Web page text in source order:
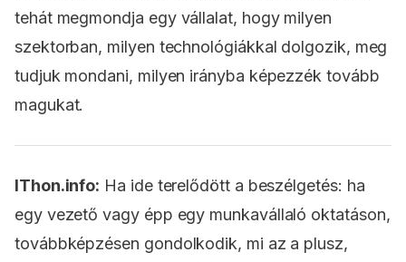
tehát megmondja egy vállalat, hogy milyen
szektorban, milyen technológiákkal dolgozik, meg
tudjuk mondani, milyen irányba képezzék tovább
magukat.
IThon.info: Ha ide terelődött a beszélgetés: ha
egy vezető vagy épp egy munkavállaló oktatáson,
továbbképzésen gondolkodik, mi az a plusz,